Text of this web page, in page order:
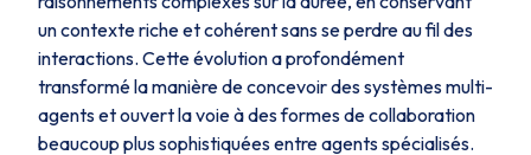
un contexte riche et cohérent sans se perdre au fil des
interactions. Cette évolution a profondément
transformé la manière de concevoir des systèmes multi-
agents et ouvert la voie à des formes de collaboration
beaucoup plus sophistiquées entre agents spécialisés.